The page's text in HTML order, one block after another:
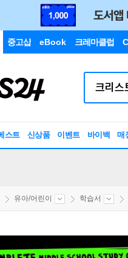
중고샵 eBook 크레마클럽
스트 신상품 이벤트 바이백 매
유아/어린이 학습서